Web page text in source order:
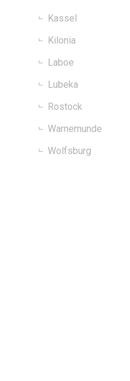
Kassel
Kilonia
Laboe
Lubeka
Rostock
Warnemunde
Wolfsburg